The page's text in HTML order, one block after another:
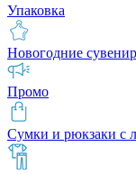
Упаковка
Новогодние
Промо
Сумки и рюкзаки с